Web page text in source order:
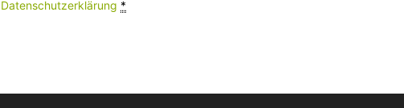
Datenschutzerklärung *